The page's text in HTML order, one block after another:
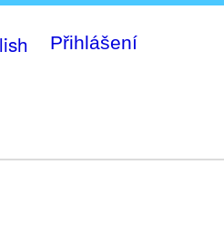
Přihlášení